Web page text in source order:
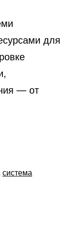
для
— от
система